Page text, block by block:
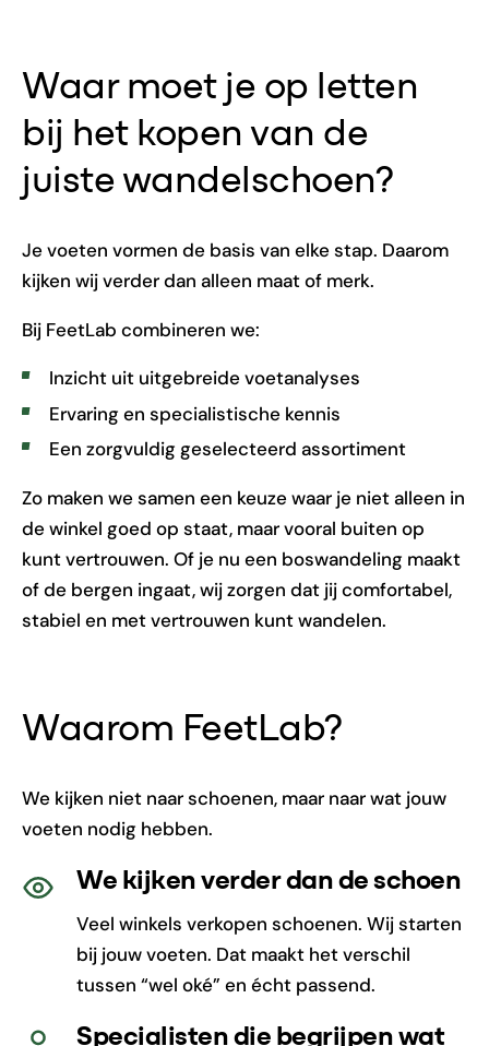
Waar moet je op letten
bij het kopen van de
juiste wandelschoen?
Je voeten vormen de basis van elke stap. Daarom
kijken wij verder dan alleen maat of merk.
Bij FeetLab combineren we:
Inzicht uit uitgebreide voetanalyses
Ervaring en specialistische kennis
Een zorgvuldig geselecteerd assortiment
Zo maken we samen een keuze waar je niet alleen in
de winkel goed op staat, maar vooral buiten op
kunt vertrouwen. Of je nu een boswandeling maakt
of de bergen ingaat, wij zorgen dat jij comfortabel,
stabiel en met vertrouwen kunt wandelen.
Waarom FeetLab?
We kijken niet naar schoenen, maar naar wat jouw
voeten nodig hebben.
We kijken verder dan de schoen
Veel winkels verkopen schoenen. Wij starten
bij jouw voeten. Dat maakt het verschil
tussen “wel oké” en écht passend.
Specialisten die begrijpen wat